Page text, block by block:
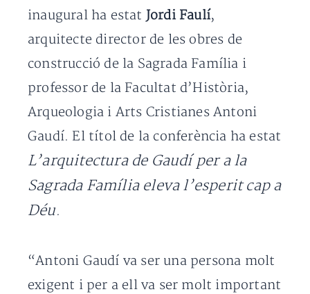
inaugural ha estat Jordi Faulí,
arquitecte director de les obres de
construcció de la Sagrada Família i
professor de la Facultat d’Història,
Arqueologia i Arts Cristianes Antoni
Gaudí. El títol de la conferència ha estat
L’arquitectura de Gaudí per a la
Sagrada Família eleva l’esperit cap a
Déu.
“Antoni Gaudí va ser una persona molt
exigent i per a ell va ser molt important